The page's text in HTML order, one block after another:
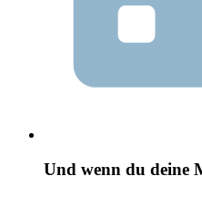
Und wenn du deine